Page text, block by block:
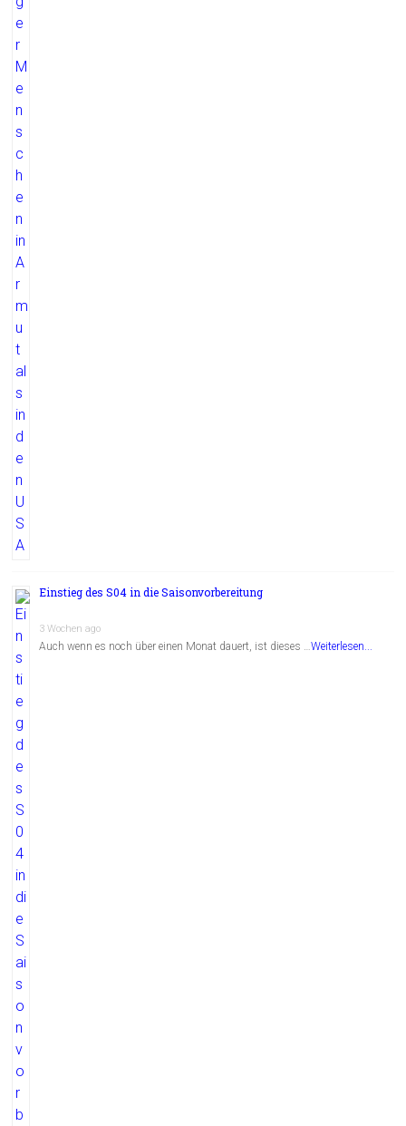
Einstieg des S04 in die Saisonvorbereitung
3 Wochen ago
Auch wenn es noch über einen Monat dauert, ist dieses …Weiterlesen...